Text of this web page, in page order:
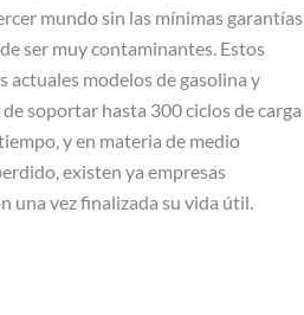
mundo sin las mínimas garantías
ser muy contaminantes. Estos
actuales modelos de gasolina y
soportar hasta 300 ciclos de carga
y en materia de medio
existen ya empresas
una vez finalizada su vida útil.